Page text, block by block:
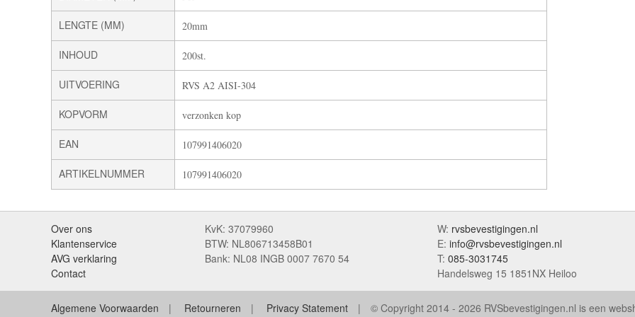
LENGTE (MM) 20mm
INHOUD 200st.
UITVOERING RVS A2 AISI-304
KOPVORM verzonken kop
EAN 107991406020
ARTIKELNUMMER 107991406020
Over ons
Klantenservice
AVG verklaring
Contact
KvK: 37079960
BTW: NL806713458B01
Bank: NL08 INGB 0007 7670 54
W: rvsbevestigingen.nl
E: info@rvsbevestigingen.nl
T: 085-3031745
Handelsweg 15 1851NX Heiloo
Algemene Voorwaarden Retourneren Privacy Statement © Copyright 2014 - 2026 RVSbevestigingen.nl is een